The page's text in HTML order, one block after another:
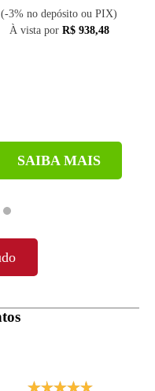
(-3% no depósito ou PIX)
À vista por R$ 938,48
SAIBA MAIS